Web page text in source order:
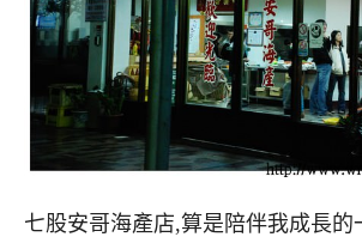
七股安哥海產店,算是陪伴我成長的